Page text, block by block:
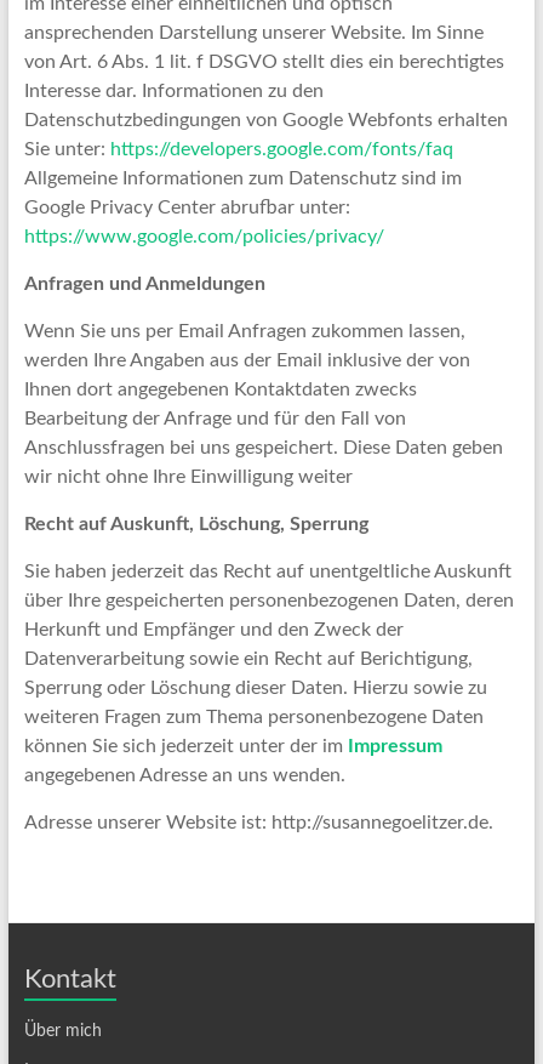
ansprechenden Darstellung unserer Website. Im Sinne
von Art. 6 Abs. 1 lit. f DSGVO stellt dies ein berechtigtes
Interesse dar. Informationen zu den
Datenschutzbedingungen von Google Webfonts erhalten
Sie unter: https://developers.google.com/fonts/faq
Allgemeine Informationen zum Datenschutz sind im
Google Privacy Center abrufbar unter:
https://www.google.com/policies/privacy/
Anfragen und Anmeldungen
Wenn Sie uns per Email Anfragen zukommen lassen,
werden Ihre Angaben aus der Email inklusive der von
Ihnen dort angegebenen Kontaktdaten zwecks
Bearbeitung der Anfrage und für den Fall von
Anschlussfragen bei uns gespeichert. Diese Daten geben
wir nicht ohne Ihre Einwilligung weiter
Recht auf Auskunft, Löschung, Sperrung
Sie haben jederzeit das Recht auf unentgeltliche Auskunft
über Ihre gespeicherten personenbezogenen Daten, deren
Herkunft und Empfänger und den Zweck der
Datenverarbeitung sowie ein Recht auf Berichtigung,
Sperrung oder Löschung dieser Daten. Hierzu sowie zu
weiteren Fragen zum Thema personenbezogene Daten
können Sie sich jederzeit unter der im
Impressum
angegebenen Adresse an uns wenden.
Adresse unserer Website ist: http://susannegoelitzer.de.
Kontakt
Über mich